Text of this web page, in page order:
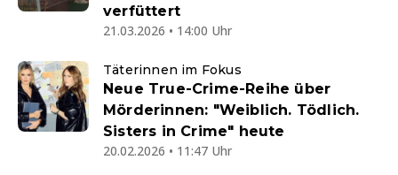
verfüttert
21.03.2026 • 14:00 Uhr
Täterinnen im Fokus
Neue True-Crime-Reihe über
Mörderinnen: "Weiblich. Tödlich.
Sisters in Crime" heute
20.02.2026 • 11:47 Uhr